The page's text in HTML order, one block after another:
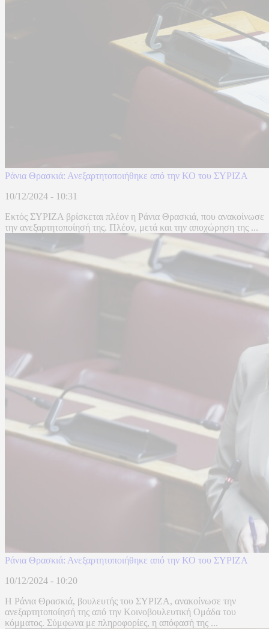
Ράνια Θρασκιά: Ανεξαρτητοποιήθηκε από την ΚΟ του ΣΥΡΙΖΑ
10/12/2024 - 10:31
Εκτός ΣΥΡΙΖΑ βρίσκεται πλέον η Ράνια Θρασκιά, που ανακοίνωσε
την ανεξαρτητοποίησή της. Πλέον, μετά και την αποχώρηση της ...
Ράνια Θρασκιά: Ανεξαρτητοποιήθηκε από την ΚΟ του ΣΥΡΙΖΑ
10/12/2024 - 10:20
Η Ράνια Θρασκιά, βουλευτής του ΣΥΡΙΖΑ, ανακοίνωσε την
ανεξαρτητοποίησή της από την Κοινοβουλευτική Ομάδα του
κόμματος. Σύμφωνα με πληροφορίες, η απόφασή της ...